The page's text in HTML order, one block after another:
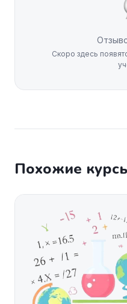
Скоро здесь
Похожие